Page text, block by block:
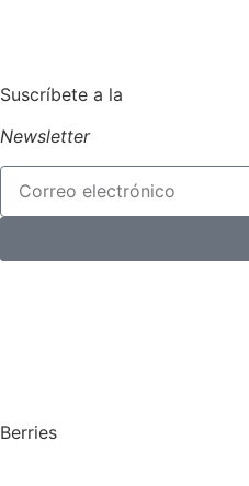
Suscríbete a la
Newsletter
Berries